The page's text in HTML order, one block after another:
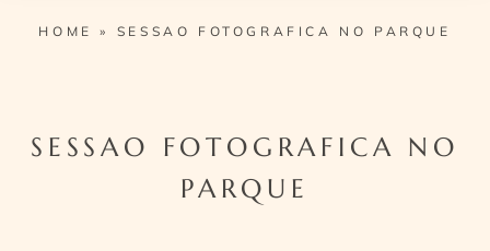
HOME » SESSAO FOTOGRAFICA NO PARQUE
SESSAO FOTOGRAFICA NO
PARQUE